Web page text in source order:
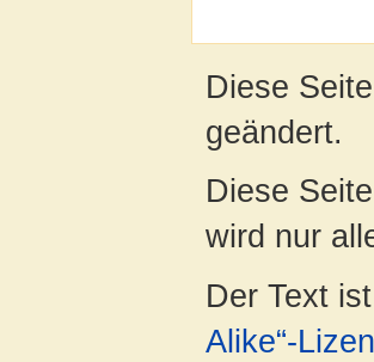
Diese
geändert.
Diese
wird nur
Der Text
Alike“-